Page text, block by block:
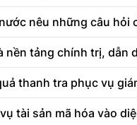
nêu những câu hỏi
nền tảng chính trị, dẫn
thanh tra phục vụ
tài sản mã hóa vào